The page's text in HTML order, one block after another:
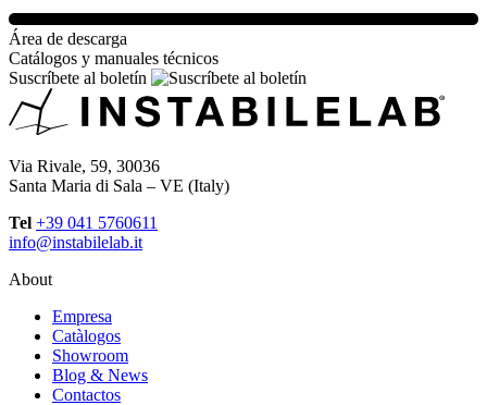
Área de descarga
Catálogos y manuales técnicos
Suscríbete al boletín
Via Rivale, 59, 30036
Santa Maria di Sala – VE (Italy)
Tel +39 041 5760611
info@instabilelab.it
About
Empresa
Catàlogos
Showroom
Blog & News
Contactos